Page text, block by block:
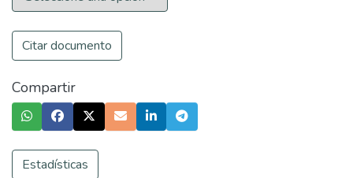
Citar documento
Compartir
Estadísticas